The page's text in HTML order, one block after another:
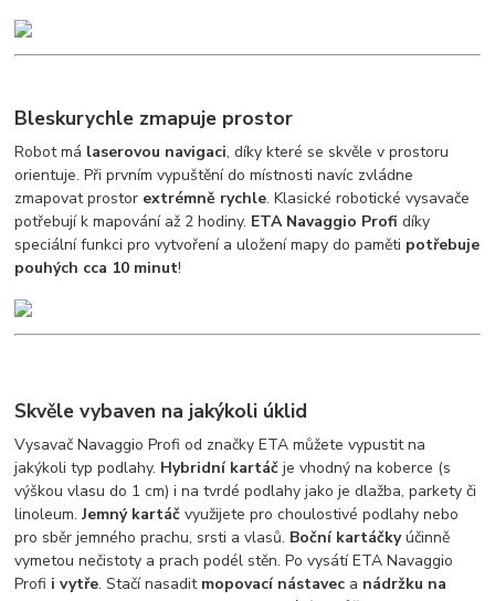
Bleskurychle zmapuje prostor
Robot má laserovou navigaci, díky které se skvěle v prostoru
orientuje. Při prvním vypuštění do místnosti navíc zvládne
zmapovat prostor extrémně rychle. Klasické robotické vysavače
potřebují k mapování až 2 hodiny. ETA Navaggio Profidíky
speciální funkci pro vytvoření a uložení mapy do paměti potřebuje
pouhých cca 10 minut!
Skvěle vybaven na jakýkoli úklid
Vysavač Navaggio Profi od značky ETA můžete vypustit na
jakýkoli typ podlahy. Hybridní kartáč je vhodný na koberce (s
výškou vlasu do 1 cm) i na tvrdé podlahy jako je dlažba, parkety či
linoleum.Jemný kartáč využijete pro choulostivé podlahy nebo
pro sběr jemného prachu, srsti a vlasů. Boční kartáčkyúčinně
vymetou nečistoty a prach podél stěn. Po vysátí ETA Navaggio
Profi i vytře. Stačí nasadit mopovací nástavec a nádržku na